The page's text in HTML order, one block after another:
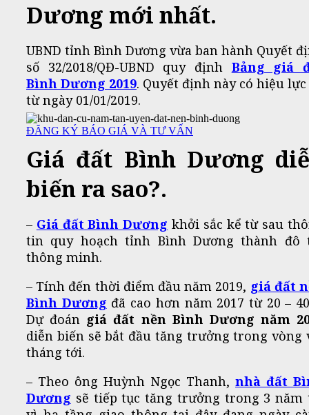
Dương mới nhất.
UBND tỉnh Bình Dương vừ​​a ban hành Quyết
số 32/2018/QĐ-UBND quy định Bảng giá
Bình Dương 2019. Quyết định này có hiệu
từ ngày 01/01/2019.
ĐĂNG KÝ BÁO GIÁ VÀ TƯ VẤN
Giá đất Bình Dương
biến ra sao?.
– Giá đất Bình Dương khởi sắc kể từ sau
tin quy hoạch tỉnh Bình Dương thành đô
thông minh.
– Tính đến thời điểm đầu năm 2019, giá đất
Bình Dương đã cao hơn năm 2017 từ 20 –
Dự đoán giá đất nền Bình Dương năm
diễn biến sẽ bắt đầu tăng trưởng trong vòng
tháng tới.
– Theo ông Huỳnh Ngọc Thanh, nhà đất
Dương sẽ tiếp tục tăng trưởng trong 3 năm